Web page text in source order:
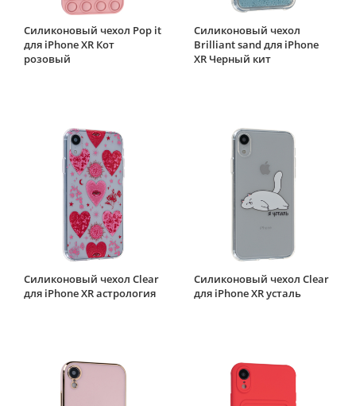
Силиконовый чехол Pop it
для iPhone XR Кот
розовый
Силиконовый чехол
Brilliant sand для iPhone
XR Черный кит
Силиконовый чехол Clear
для iPhone XR астрология
Силиконовый чехол Clear
для iPhone XR усталь